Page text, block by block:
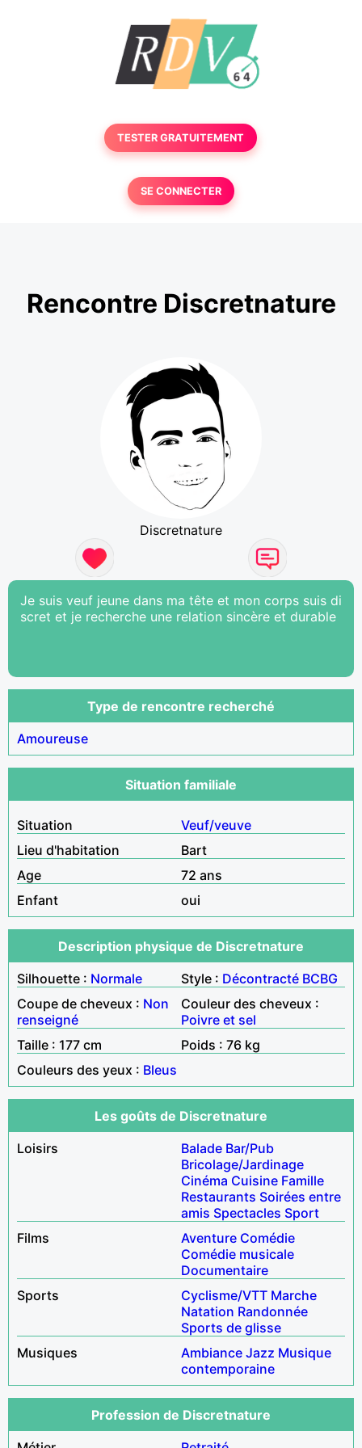
TESTER GRATUITEMENT
SE CONNECTER
Rencontre Discretnature
Discretnature
Je suis veuf jeune dans ma tête et mon corps suis di
scret et je recherche une relation sincère et durable
Type de rencontre recherché
Amoureuse
Situation familiale
Situation
Veuf/veuve
Lieu d'habitation
Bart
Age
72 ans
Enfant
oui
Description physique de Discretnature
Silhouette : Normale Style : Décontracté BCBG
Coupe de cheveux : Non
renseigné
Couleur des cheveux :
Poivre et sel
Taille : 177 cm
Poids : 76 kg
Couleurs des yeux : Bleus
Les goûts de Discretnature
Loisirs
Balade Bar/Pub
Bricolage/Jardinage
Cinéma Cuisine Famille
Restaurants Soirées entre
amis Spectacles Sport
Films
Aventure Comédie
Comédie musicale
Documentaire
Sports
Cyclisme/VTT Marche
Natation Randonnée
Sports de glisse
Musiques
Ambiance Jazz Musique
contemporaine
Profession de Discretnature